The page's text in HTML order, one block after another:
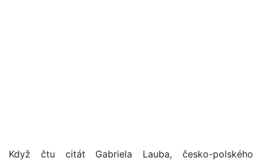
Když čtu citát Gabriela Lauba, česko-polského